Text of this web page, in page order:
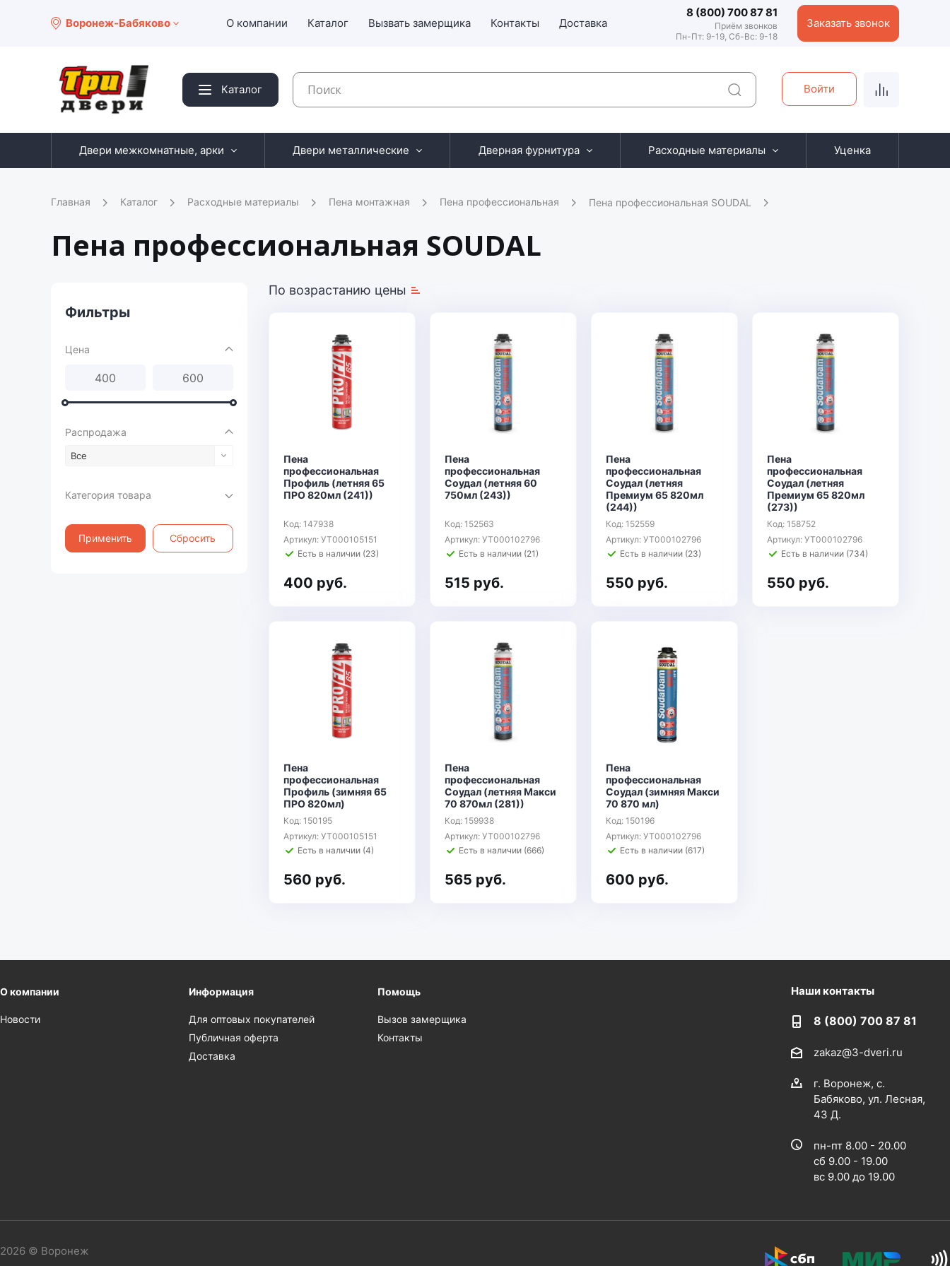
Воронеж-Бабяково О компании Каталог Вызвать замерщика Контакты Доставка
8 (800) 700 87 81
Приём звонков
Пн-Пт: 9-19, Сб-Вс: 9-18
Заказать звонок
Каталог Войти
Двери межкомнатные, арки Двери металлические Дверная фурнитура Расходные материалы Уценка
Главная Каталог Расходные материалы Пена монтажная Пена профессиональная Пена профессиональная SOUDAL
Пена профессиональная SOUDAL
Фильтры
Цена
Распродажа
Все
Категория товара
Применить Сбросить
По возрастанию цены
Пена
профессиональная
Профиль (летняя 65
ПРО 820мл (241))
Код: 147938
Артикул: УТ000105151
Есть в наличии (23)
400 руб.
Пена
профессиональная
Соудал (летняя 60
750мл (243))
Код: 152563
Артикул: УТ000102796
Есть в наличии (21)
515 руб.
Пена
профессиональная
Соудал (летняя
Премиум 65 820мл
(244))
Код: 152559
Артикул: УТ000102796
Есть в наличии (23)
550 руб.
Пена
профессиональная
Соудал (летняя
Премиум 65 820мл
(273))
Код: 158752
Артикул: УТ000102796
Есть в наличии (734)
550 руб.
Пена
профессиональная
Профиль (зимняя 65
ПРО 820мл)
Код: 150195
Артикул: УТ000105151
Есть в наличии (4)
560 руб.
Пена
профессиональная
Соудал (летняя Макси
70 870мл (281))
Код: 159938
Артикул: УТ000102796
Есть в наличии (666)
565 руб.
Пена
профессиональная
Соудал (зимняя Макси
70 870 мл)
Код: 150196
Артикул: УТ000102796
Есть в наличии (617)
600 руб.
О компании
Новости
Информация
Для оптовых покупателей
Публичная оферта
Доставка
Помощь
Вызов замерщика
Контакты
Наши контакты
8 (800) 700 87 81
zakaz@3-dveri.ru
г. Воронеж, с.
Бабяково, ул. Лесная,
43 Д.
пн-пт 8.00 - 20.00
сб 9.00 - 19.00
вс 9.00 до 19.00
2026 © Воронеж